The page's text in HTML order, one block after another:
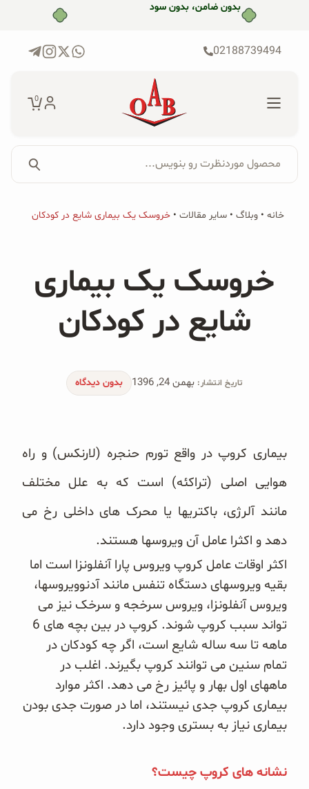
بدون ضامن، بدون سود
02188739494
0
برای:
جستجو...
پکیج‌ها
محصولات ارگانیک
محصولات جو دوسر
شیرین کننده های طبیعی
کینوا
ترشی و شور
زیتون و روغن زیتون
رایس کیک
غلات و دانه‌های سالم
صبحانه و میان وعده
سبوس و جوانه‌ها
پک سلامتی OAB
کتاب‌های OAB
محصول موردنظرت رو بنویس...
خانه • وبلاگ • سایر مقالات • خروسک یک بیماری شایع در کودکان
خروسک یک بیماری
شایع در کودکان
تاریخ انتشار: بهمن 24, 1396 بدون دیدگاه
بیماری کروپ در واقع تورم حنجره (لارنکس) و راه
هوایی اصلی (تراکئه) است که به علل مختلف
مانند آلرژی، باکتریها یا محرک های داخلی رخ می
دهد و اکثرا عامل آن ویروسها هستند.
اکثر اوقات عامل کروپ ویروس پارا آنفلونزا است اما
بقیه ویروسهای دستگاه تنفس مانند آدنوویروسها،
ویروس آنفلونزا، ویروس سرخجه و سرخک نیز می
تواند سبب کروپ شوند. کروپ در بین بچه های 6
ماهه تا سه ساله شایع است، اگر چه کودکان در
تمام سنین می توانند کروپ بگیرند. اغلب در
ماههای اول بهار و پائیز رخ می دهد. اکثر موارد
بیماری کروپ جدی نیستند، اما در صورت جدی بودن
بیماری نیاز به بستری وجود دارد.
نشانه های کروپ چیست؟